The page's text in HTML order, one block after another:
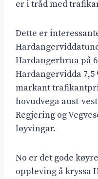
er i tråd med
Dette er
Hardangerbrua på
Hardangervidda 7,5
markant
hovudvega aust-
Regjering og
løyvingar.
No er det gode
oppleving å kryssa